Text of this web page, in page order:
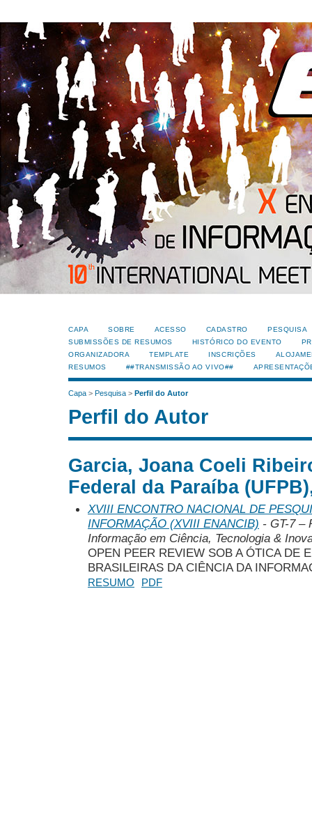
CAPA SOBRE ACESSO CADASTRO
PESQUISA
SUBMISSÕES DE RESUMOS
HISTÓRICO DO EVENTO
ORGANIZADORA
TEMPLATE INSCRIÇÕES
RESUMOS
##TRANSMISSÃO AO VIVO##
Capa > Pesquisa > Perfil do Autor
Perfil do Autor
Garcia, Joana Coeli
Federal da Paraíba
XVIII ENCONTRO NACIONAL DE
INFORMAÇÃO (XVIII ENANCIB) - GT-7 –
Informação em Ciência, Tecnologia &
OPEN PEER REVIEW SOB A ÓTICA DE
BRASILEIRAS DA CIÊNCIA DA
RESUMO PDF